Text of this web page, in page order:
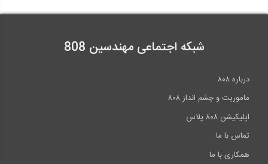
شبکه اجتماعی مهندسین 808
درباره ۸۰۸
ماموریت و چشم انداز ۸۰۸
اپلیکیشن ۸۰۸ پلاس
تماس با ما
همکاری با ما